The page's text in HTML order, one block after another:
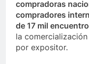
compradoras
compradores
de 17 mil
la
por expositor.